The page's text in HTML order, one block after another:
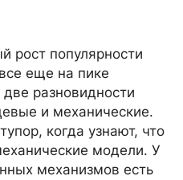
рост популярности
еще на пике
разновидности
и механические.
когда узнают, что
модели. У
механизмов есть